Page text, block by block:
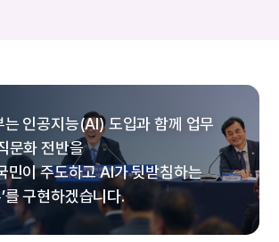
는 인공지능(AI) 도입과 함께 업무
문화 전반을
민이 주도하고 AI가 뒷받침하는
를 구현하겠습니다.